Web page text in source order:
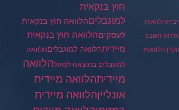
הלוואות
חשבון
קרן הלוואות
חוץ בנקאית
למוגבליםהלוואה חוץ בנקאית
לעסקיםהלוואה חוץ בנקאית
מיידיתהלוואה למוגבליםהלוואה
למוגבלים בהוצאה לפועלהלוואה
מיידיתהלוואה מיידית
אונלייןהלוואה מיידית